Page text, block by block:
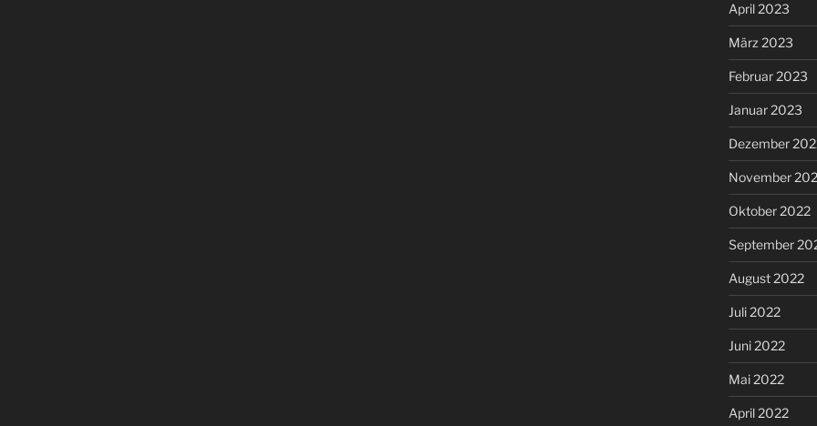
April 2023
März 2023
Februar 2023
Januar 2023
Dezember
November
Oktober 2022
September
August 2022
Juli 2022
Juni 2022
Mai 2022
April 2022